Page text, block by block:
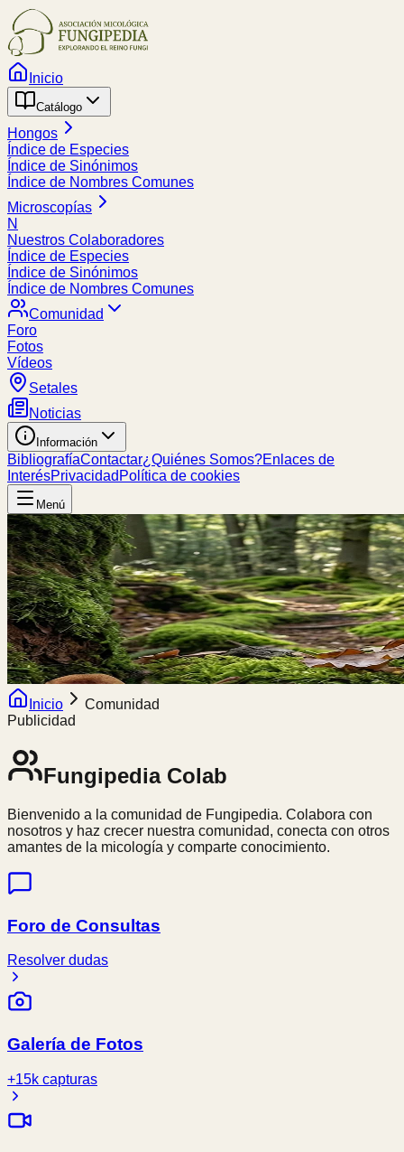
Inicio
Catálogo
Hongos
Índice de Especies
Índice de Sinónimos
Índice de Nombres Comunes
Microscopías
N
Nuestros Colaboradores
Índice de Especies
Índice de Sinónimos
Índice de Nombres Comunes
Comunidad
Foro
Fotos
Vídeos
Setales
Noticias
Información
BibliografíaContactar¿Quiénes Somos?Enlaces de
InterésPrivacidad Política de cookies
Menú
Inicio
Comunidad
Publicidad
FungipediaColab
Bienvenido a la comunidad de Fungipedia. Colabora con
nosotros y haz crecer nuestra comunidad, conecta con otros
amantes de la micología y comparte conocimiento.
Foro de Consultas
Resolver dudas
Galería de Fotos
+15k capturas